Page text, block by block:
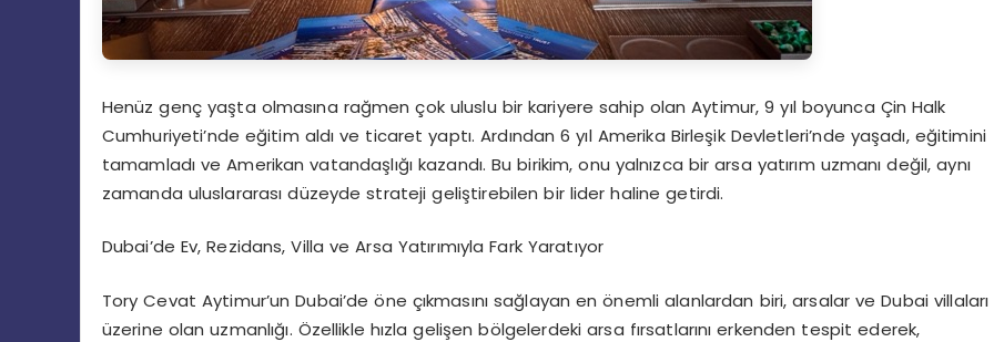
Henüz genç yaşta olmasına rağmen çok uluslu bir kariyere sahip olan Aytimur, 9 yıl boyunca Çin Halk
Cumhuriyeti’nde eğitim aldı ve ticaret yaptı. Ardından 6 yıl Amerika Birleşik Devletleri’nde yaşadı, eğitimini
tamamladı ve Amerikan vatandaşlığı kazandı. Bu birikim, onu yalnızca bir arsa yatırım uzmanı değil, aynı
zamanda uluslararası düzeyde strateji geliştirebilen bir lider haline getirdi.
Dubai’de Ev, Rezidans, Villa ve Arsa Yatırımıyla Fark Yaratıyor
Tory Cevat Aytimur’un Dubai’de öne çıkmasını sağlayan en önemli alanlardan biri, arsalar ve Dubai villaları
üzerine olan uzmanlığı. Özellikle hızla gelişen bölgelerdeki arsa fırsatlarını erkenden tespit ederek,